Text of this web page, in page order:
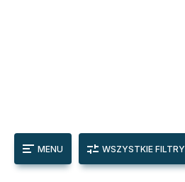
MENU WSZYSTKIE FILTRY